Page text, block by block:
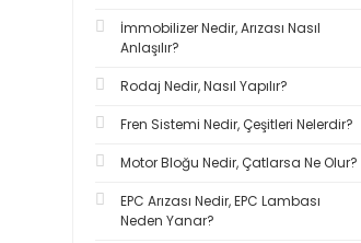
İmmobilizer Nedir, Arızası Nasıl
Anlaşılır?
Rodaj Nedir, Nasıl Yapılır?
Fren Sistemi Nedir, Çeşitleri Nelerdir?
Motor Bloğu Nedir, Çatlarsa Ne Olur?
EPC Arızası Nedir, EPC Lambası
Neden Yanar?